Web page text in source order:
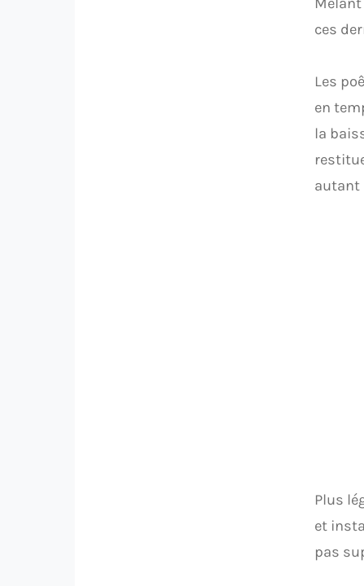
ces
Les
en
la
autant
Plus
et
pas